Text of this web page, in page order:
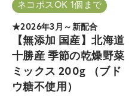
ネコポスOK 1個まで
★2026年3月～新配合
【無添加 国産】北海道
十勝産 季節の乾燥野菜
ミックス 200g （ブド
ウ糖不使用）